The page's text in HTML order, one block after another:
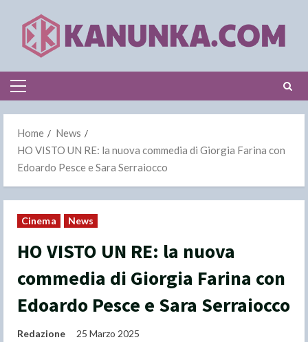
content
Primary
Home
News
HO VISTO UN RE: la nuova commedia di Giorgia Farina con
Edoardo Pesce e Sara Serraiocco
Cinema News
HO VISTO UN RE: la nuova
commedia di Giorgia Farina con
Edoardo Pesce e Sara Serraiocco
Redazione 25 Marzo 2025